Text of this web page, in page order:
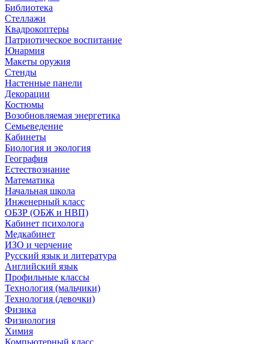
Библиотека
Стеллажи
Квадрокоптеры
Патриотическое воспитание
Юнармия
Макеты оружия
Стенды
Настенные панели
Декорации
Костюмы
Возобновляемая энергетика
Семьеведение
Кабинеты
Биология и экология
География
Естествознание
Математика
Начальная школа
Инженерный класс
ОБЗР (ОБЖ и НВП)
Кабинет психолога
Медкабинет
ИЗО и черчение
Русский язык и литература
Английский язык
Профильные классы
Технология (мальчики)
Технология (девочки)
Физика
Физиология
Химия
Компьютерный класс